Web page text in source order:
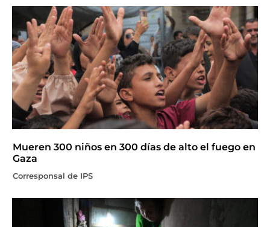
Mueren 300 niños en 300 días de alto el fuego en
Gaza
Corresponsal de IPS